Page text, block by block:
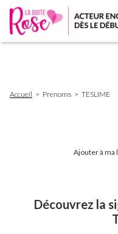
d'Ariane
Accueil Prenoms TESLIME
Ajouter à ma
Découvrez la